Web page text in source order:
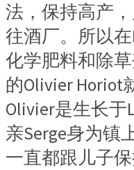
法，保持高产
往酒厂。所以在
化学肥料和除
的Olivier Horiot
Olivier是生长于
亲Serge身为镇
一直都跟儿子